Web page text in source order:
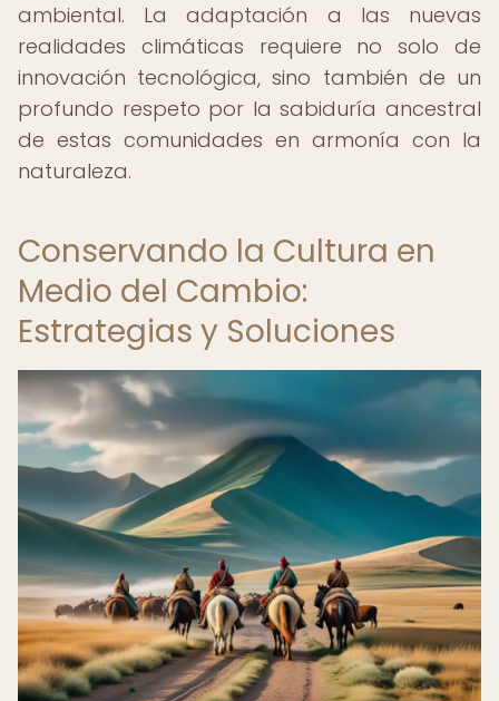
ambiental. La adaptación a las nuevas
realidades climáticas requiere no solo de
innovación tecnológica, sino también de un
profundo respeto por la sabiduría ancestral
de estas comunidades en armonía con la
naturaleza.
Conservando la Cultura en
Medio del Cambio:
Estrategias y Soluciones